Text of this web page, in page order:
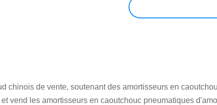
chinois de vente, soutenant des amortisseurs en
vend les amortisseurs en caoutchouc pneumatiques